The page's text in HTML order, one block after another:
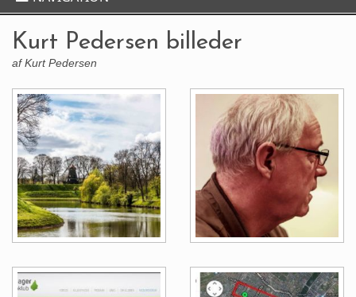
Kurt Pedersen billeder
af Kurt Pedersen